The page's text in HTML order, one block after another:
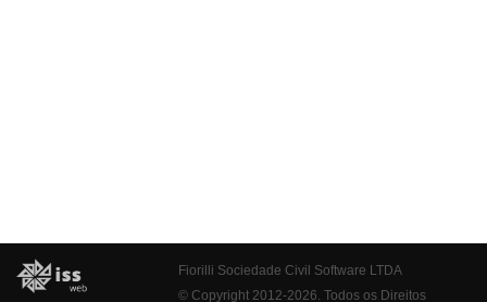
Fiorilli Sociedade Civil Software LTDA
© Copyright 2012-2026. Todos os Direitos